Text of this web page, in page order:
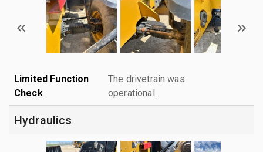
Limited Function
Check
The drivetrain was
operational.
Hydraulics